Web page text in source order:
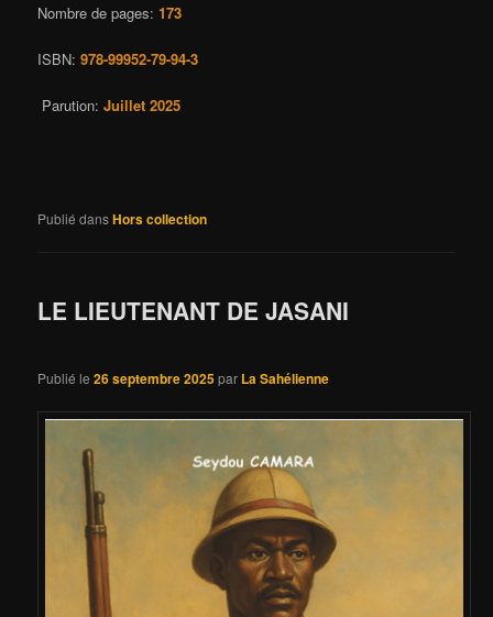
Nombre de pages:173
ISBN:978-99952-79-94-3
Parution: Juillet 2025
Publié dansHors collection
LE LIEUTENANT DE JASANI
Publié le26 septembre 2025par La Sahélienne